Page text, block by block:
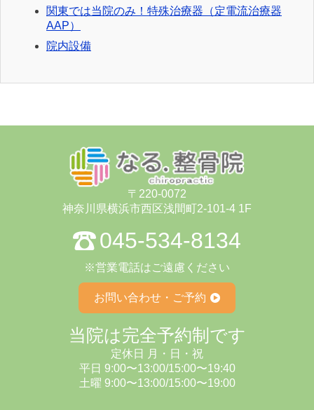
関東では当院のみ！特殊治療器（定電流治療器
AAP）
院内設備
〒220-0072
神奈川県横浜市⻄区浅間町2-101-4 1F
045-534-8134
※営業電話はご遠慮ください
お問い合わせ・ご予約
当院は完全予約制です
定休⽇ ⽉・⽇・祝
平日 9:00〜13:00/15:00〜19:40
⼟曜 9:00〜13:00/15:00〜19:00